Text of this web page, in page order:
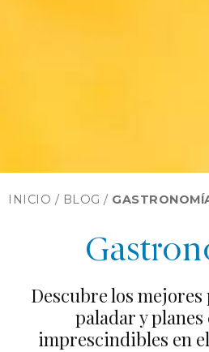
INICIO / BLOG /
Descubre los mejores
paladar y
imprescindibles en